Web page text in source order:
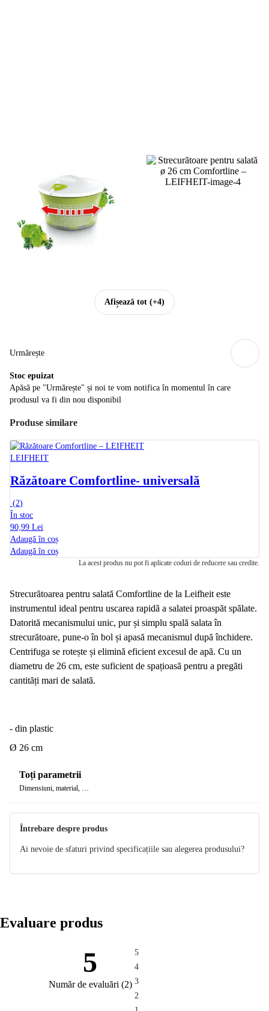
Afișează tot (+4)
Urmărește
Stoc epuizat
Apăsă pe "Urmărește" și noi te vom notifica în momentul în care
produsul va fi din nou disponibil
Produse similare
LEIFHEIT
Răzătoare Comfortline- universală
(2)
În stoc
90,99 Lei
Adaugă în coș
Adaugă în coș
La acest produs nu pot fi aplicate coduri de reducere sau credite.
Strecurătoarea pentru salată Comfortline de la Leifheit este
instrumentul ideal pentru uscarea rapidă a salatei proaspăt spălate.
Datorită mecanismului unic, pur și simplu spală salata în
strecurătoare, pune-o în bol și apasă mecanismul după închidere.
Centrifuga se rotește și elimină eficient excesul de apă. Cu un
diametru de 26 cm, este suficient de spațioasă pentru a pregăti
cantități mari de salată.
- din plastic
Ø 26 cm
Toți parametrii
Dimensiuni, material, …
Întrebare despre produs
Ai nevoie de sfaturi privind specificațiile sau alegerea produsului?
Evaluare produs
5
Număr de evaluări (2)
5
4
3
2